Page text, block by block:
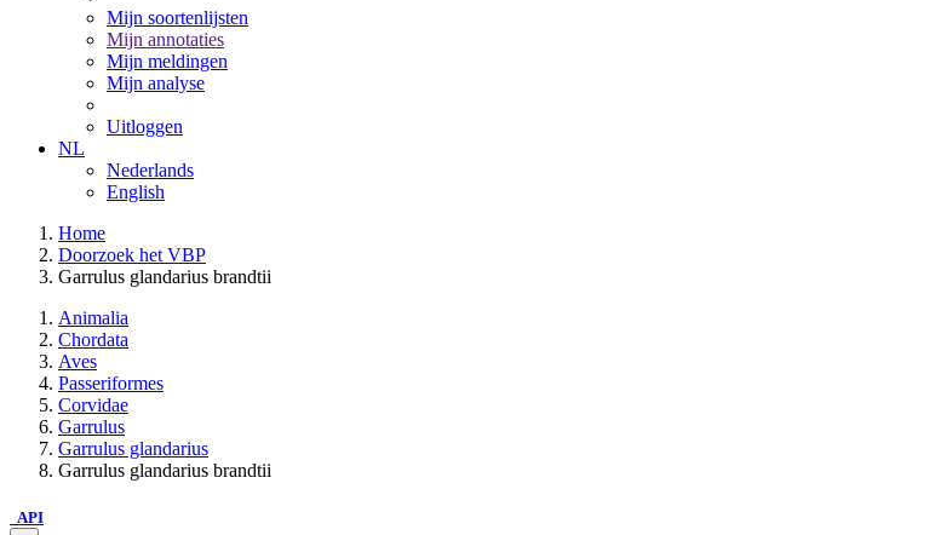
Mijn soortenlijsten
Mijn annotaties
Mijn meldingen
Mijn analyse
Uitloggen
NL
Nederlands
English
Home
Doorzoek het VBP
Garrulus glandarius brandtii
Animalia
Chordata
Aves
Passeriformes
Corvidae
Garrulus
Garrulus glandarius
Garrulus glandarius brandtii
API